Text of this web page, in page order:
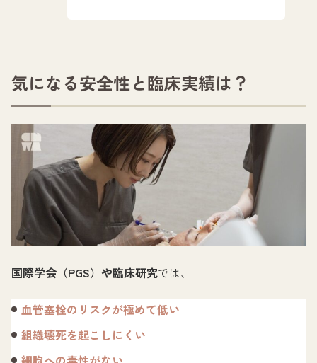
気になる安全性と臨床実績は？
国際学会（PGS）や臨床研究では、
血管塞栓のリスクが極めて低い
組織壊死を起こしにくい